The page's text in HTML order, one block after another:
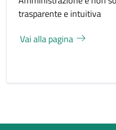
trasparente e intuitiva
Vai alla pagina